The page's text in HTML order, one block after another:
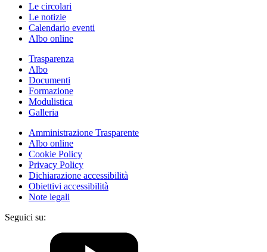
Le circolari
Le notizie
Calendario eventi
Albo online
Trasparenza
Albo
Documenti
Formazione
Modulistica
Galleria
Amministrazione Trasparente
Albo online
Cookie Policy
Privacy Policy
Dichiarazione accessibilità
Obiettivi accessibilità
Note legali
Seguici su: